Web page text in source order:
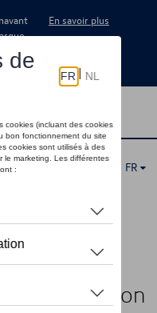
En savoir plus
FR
et design
inscription